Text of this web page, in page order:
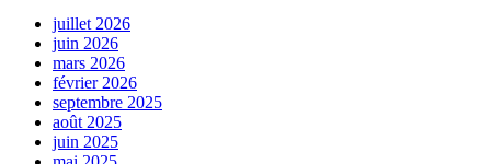
juillet 2026
juin 2026
mars 2026
février 2026
septembre 2025
août 2025
juin 2025